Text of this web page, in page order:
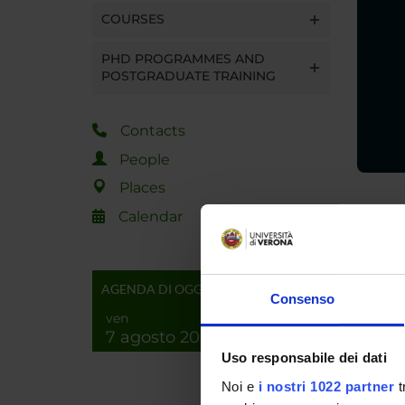
Consenso
Uso responsabile dei dati
Noi e i nostri 1022 partner
COURSES
PHD PROGRAMMES AND
POSTGRADUATE TRAINING
Contacts
People
Places
Calendar
AGENDA DI OGGI
ven
7 agosto 2026
In the
The